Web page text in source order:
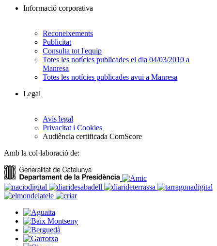
Informació corporativa
Reconeixements
Publicitat
Consulta tot l'equip
Totes les notícies publicades el dia 04/03/2010 a
Manresa
Totes les notícies publicades avui a Manresa
Legal
Avís legal
Privacitat i Cookies
Audiència certificada ComScore
Amb la col·laboració de: